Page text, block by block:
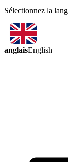
Sélectionnez la
anglaisEnglish